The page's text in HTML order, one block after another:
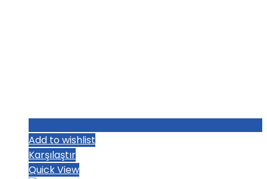
Add to wishlist
Karşılaştır
Quick View